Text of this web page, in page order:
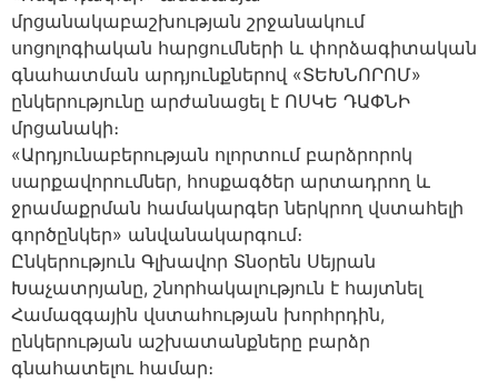
մրցանակաբաշխության շրջանակում
սոցոլոգիական հարցումների և փորձագիտական
գնահատման արդյունքներով «ՏԵԽՆՈՐՈՄ»
ընկերությունը արժանացել է ՈՍԿԵ ԴԱՓՆԻ
մրցանակի։
«Արդյունաբերության ոլորտում բարձրորոկ
սարքավորումներ, հոսքագծեր արտադրող և
ջրամաքրման համակարգեր ներկրող վստահելի
գործընկեր» անվանակարգում։
Ընկերություն Գլխավոր Տնօրեն Սեյրան
Խաչատրյանը, շնորհակալություն է հայտնել
Համազգային վստահության խորհրդին,
ընկերության աշխատանքները բարձր
գնահատելու համար։